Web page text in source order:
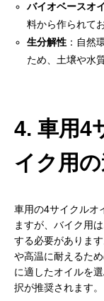
バイオベースオ
料から作られて
生分解性 ：自然
ため、土壌や水
4. 車用4
イク用
車用の4サイクルオ
ますが、バイク用
する必要がありま
や高温に耐えるた
に適したオイルを
択が推奨されます。